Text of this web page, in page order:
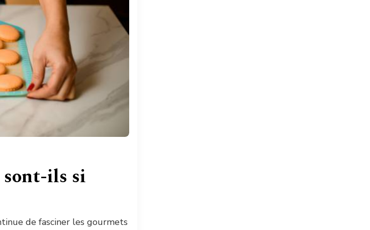
sont-ils si
de fasciner les gourmets